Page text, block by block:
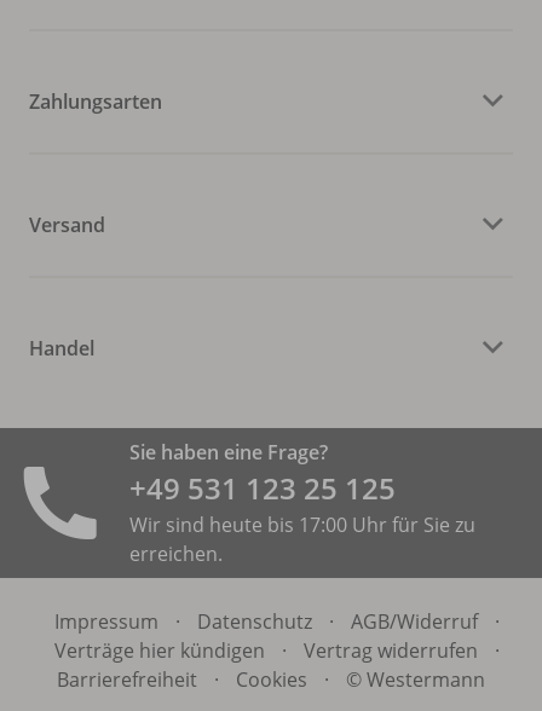
Zahlungsarten
Versand
Handel
Sie haben eine Frage?
+49 531 ­123 25 125
Wir sind heute bis 17:00 Uhr für Sie zu
erreichen.
Impressum · Datenschutz · AGB/Widerruf
·
Verträge hier kündigen
· Vertrag widerrufen
·
Barrierefreiheit
· Cookies · © Westermann